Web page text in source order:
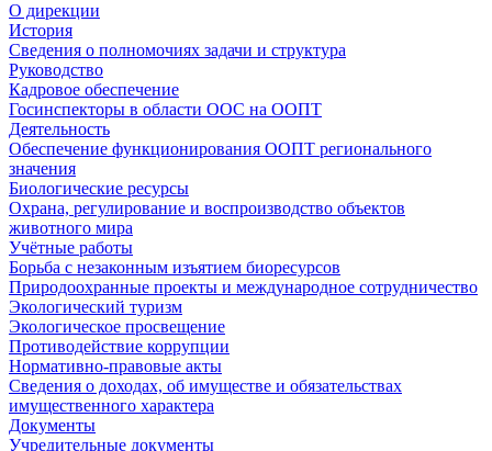
О дирекции
История
Сведения о полномочиях задачи и структура
Руководство
Кадровое обеспечение
Госинспекторы в области ООС на ООПТ
Деятельность
Обеспечение функционирования ООПТ регионального
значения
Биологические ресурсы
Охрана, регулирование и воспроизводство объектов
животного мира
Учётные работы
Борьба с незаконным изъятием биоресурсов
Природоохранные проекты и международное сотрудничество
Экологический туризм
Экологическое просвещение
Противодействие коррупции
Нормативно-правовые акты
Сведения о доходах, об имуществе и обязательствах
имущественного характера
Документы
Учредительные документы